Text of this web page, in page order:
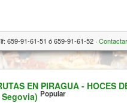
659-91-61-51 ó 659-91-61-52 · Contactar
EN PIRAGUA - HOCES
Popular